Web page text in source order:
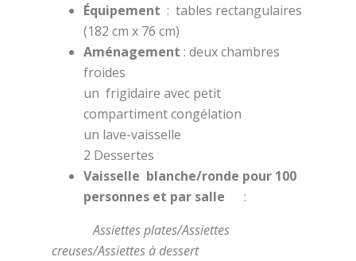
Équipement : tables rectangulaires
(182 cm x 76 cm)
Aménagement : deux chambres
froides
un frigidaire avec petit
compartiment congélation
un lave-vaisselle
2 Dessertes
Vaisselle blanche/ronde pour 100
personnes et par salle :
Assiettes plates/Assiettes
creuses/Assiettes à dessert